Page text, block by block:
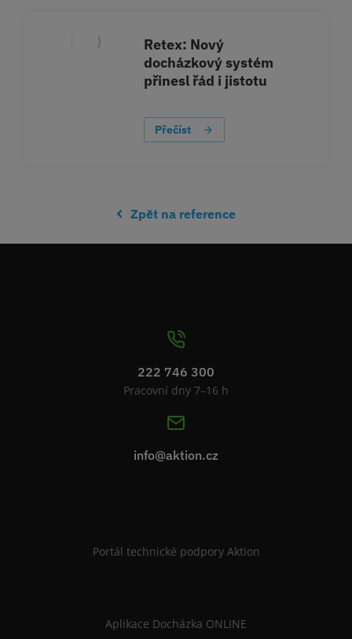
Retex: Nový
docházkový systém
přinesl řád i jistotu
Přečíst
Zpět na reference
222 746 300
Pracovní dny 7–16 h
info@aktion.cz
Portál technické podpory Aktion
Aplikace Docházka ONLINE